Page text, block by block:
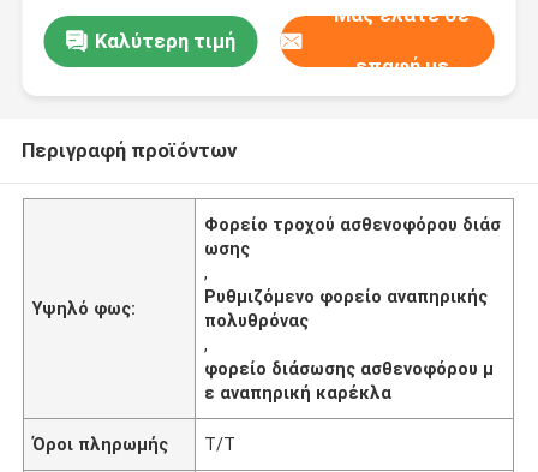
Καλύτερη τιμή
Μας ελάτε σε
επαφή με
Περιγραφή προϊόντων
Υψηλό φως:
Φορείο τροχού ασθενοφόρου διάσ
ωσης
,
Ρυθμιζόμενο φορείο αναπηρικής
πολυθρόνας
,
φορείο διάσωσης ασθενοφόρου μ
ε αναπηρική καρέκλα
Όροι πληρωμής T/T